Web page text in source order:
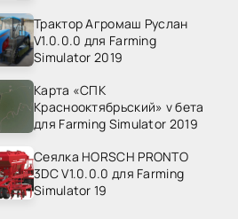
Трактор Агромаш Руслан
V1.0.0.0 для Farming
Simulator 2019
Карта «СПК
Краснооктябрьский» v бета
для Farming Simulator 2019
Сеялка HORSCH PRONTO
3DC V1.0.0.0 для Farming
Simulator 19